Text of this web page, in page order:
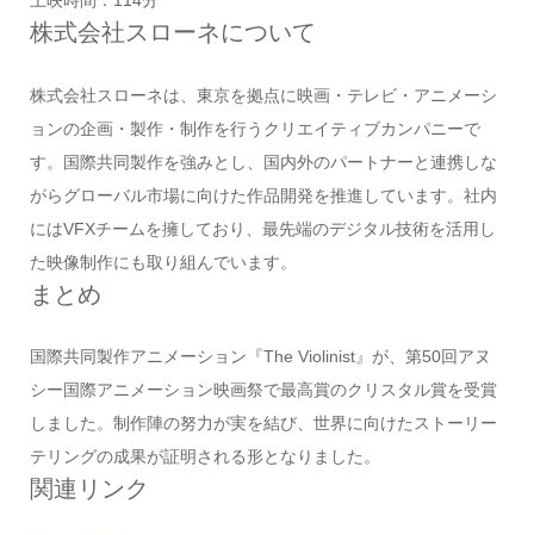
株式会社スローネについて
株式会社スローネは、東京を拠点に映画・テレビ・アニメーシ
ョンの企画・製作・制作を行うクリエイティブカンパニーで
す。国際共同製作を強みとし、国内外のパートナーと連携しな
がらグローバル市場に向けた作品開発を推進しています。社内
にはVFXチームを擁しており、最先端のデジタル技術を活用し
た映像制作にも取り組んでいます。
まとめ
国際共同製作アニメーション『The Violinist』が、第50回アヌ
シー国際アニメーション映画祭で最高賞のクリスタル賞を受賞
しました。制作陣の努力が実を結び、世界に向けたストーリー
テリングの成果が証明される形となりました。
関連リンク